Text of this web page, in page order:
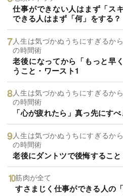
仕事ができない人はまず「ス
できる人はまず「何」をする？
人生は気づかぬうちにすぎるか
の時間術
老後になってから「もっと早
うこと・ワースト1
人生は気づかぬうちにすぎるか
の時間術
「心が疲れたら」真っ先にす
人生は気づかぬうちにすぎるか
の時間術
老後にダントツで後悔するこ
筋肉が全て
すさまじく仕事ができる人の